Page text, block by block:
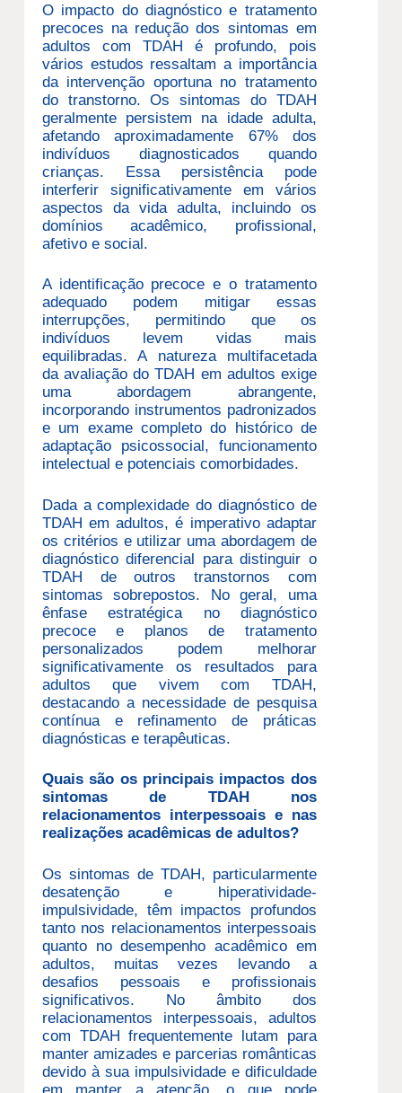
O impacto do diagnóstico e tratamento
precoces na redução dos sintomas em
adultos com TDAH é profundo, pois
vários estudos ressaltam a importância
da intervenção oportuna no tratamento
do transtorno. Os sintomas do TDAH
geralmente persistem na idade adulta,
afetando aproximadamente 67% dos
indivíduos diagnosticados quando
crianças. Essa persistência pode
interferir significativamente em vários
aspectos da vida adulta, incluindo os
domínios acadêmico, profissional,
afetivo e social.
A identificação precoce e o tratamento
adequado podem mitigar essas
interrupções, permitindo que os
indivíduos levem vidas mais
equilibradas. A natureza multifacetada
da avaliação do TDAH em adultos exige
uma abordagem abrangente,
incorporando instrumentos padronizados
e um exame completo do histórico de
adaptação psicossocial, funcionamento
intelectual e potenciais comorbidades.
Dada a complexidade do diagnóstico de
TDAH em adultos, é imperativo adaptar
os critérios e utilizar uma abordagem de
diagnóstico diferencial para distinguir o
TDAH de outros transtornos com
sintomas sobrepostos. No geral, uma
ênfase estratégica no diagnóstico
precoce e planos de tratamento
personalizados podem melhorar
significativamente os resultados para
adultos que vivem com TDAH,
destacando a necessidade de pesquisa
contínua e refinamento de práticas
diagnósticas e terapêuticas.
Quais são os principais impactos dos
sintomas de TDAH nos
relacionamentos interpessoais e nas
realizações acadêmicas de adultos?
Os sintomas de TDAH, particularmente
desatenção e hiperatividade-
impulsividade, têm impactos profundos
tanto nos relacionamentos interpessoais
quanto no desempenho acadêmico em
adultos, muitas vezes levando a
desafios pessoais e profissionais
significativos. No âmbito dos
relacionamentos interpessoais, adultos
com TDAH frequentemente lutam para
manter amizades e parcerias românticas
devido à sua impulsividade e dificuldade